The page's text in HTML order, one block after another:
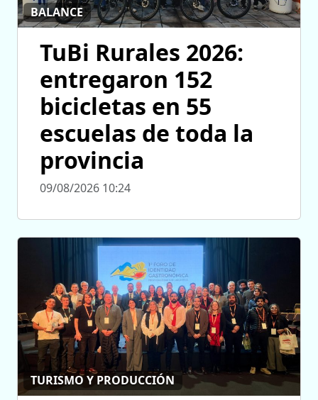
BALANCE
TuBi Rurales 2026:
entregaron 152
bicicletas en 55
escuelas de toda la
provincia
09/08/2026 10:24
TURISMO Y PRODUCCIÓN